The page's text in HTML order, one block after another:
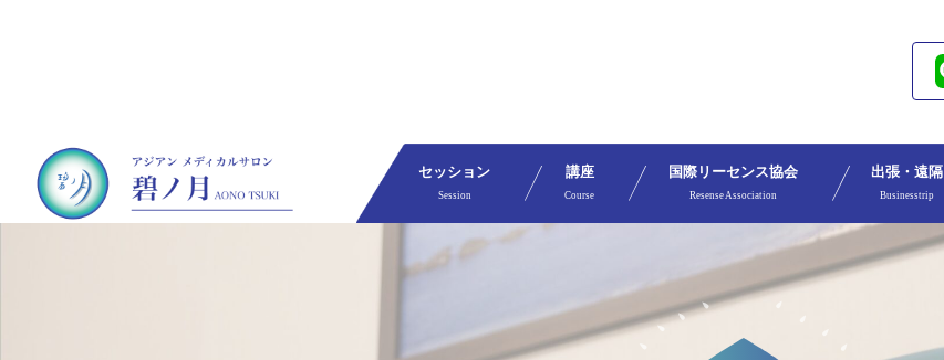
セッション
Session
講座
Course
国際リーセンス協会
Resense Association
出張・遠隔
Businesstrip